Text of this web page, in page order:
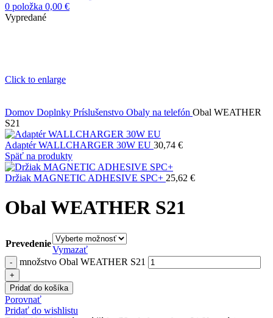
0 položka 0,00 €
Vypredané
Click to enlarge
Domov Doplnky Príslušenstvo Obaly na telefón Obal WEATHER
S21
Adaptér WALLCHARGER 30W EU 30,74 €
Späť na produkty
Držiak MAGNETIC ADHESIVE SPC+ 25,62 €
Obal WEATHER S21
Prevedenie
Vymazať
množstvo Obal WEATHER S21
Pridať do košíka
Porovnať
Pridať do wishlistu